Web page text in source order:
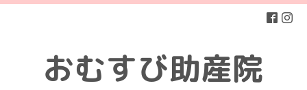
おむすび助産院